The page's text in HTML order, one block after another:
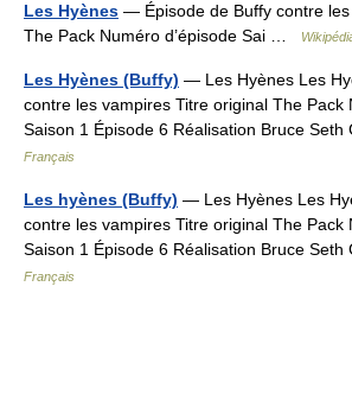
Les Hyènes — Épisode de Buffy contre
The Pack Numéro d’épisode Sai …
Les Hyènes (Buffy) — Les Hyènes Les
contre les vampires Titre original The Pack
Saison 1 Épisode 6 Réalisation Bruce
Français
Les hyènes (Buffy) — Les Hyènes Les
contre les vampires Titre original The Pack
Saison 1 Épisode 6 Réalisation Bruce
Français